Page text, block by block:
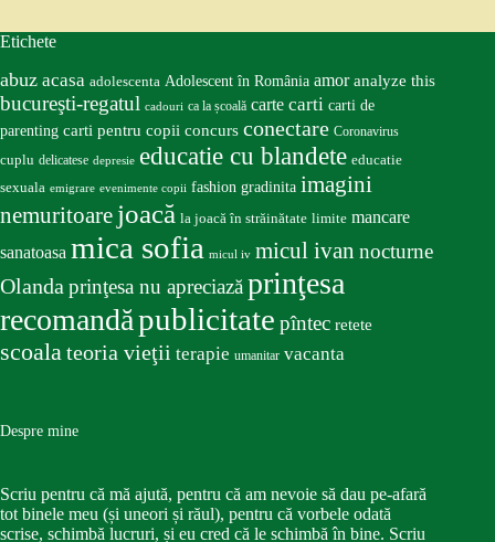
Etichete
abuz acasa adolescenta Adolescent în România amor analyze this
bucureşti-regatul cadouri ca la școală carte carti carti de
parenting carti pentru copii concurs conectare Coronavirus
cuplu delicatese depresie educatie cu blandete educatie
sexuala emigrare evenimente copii fashion gradinita imagini
nemuritoare joacă la joacă în străinătate limite mancare
sanatoasa mica sofia micul iv micul ivan nocturne
Olandaprinţesa nu apreciazăprinţesa
recomandăpublicitate pîntec retete
scoalateoria vieţii terapie umanitar vacanta
Despre mine
Scriu pentru că mă ajută, pentru că am nevoie să dau pe-afară
tot binele meu (și uneori și răul), pentru că vorbele odată
scrise, schimbă lucruri, și eu cred că le schimbă în bine. Scriu